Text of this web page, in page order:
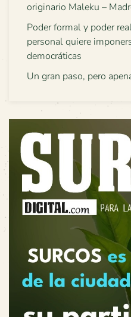
originario Maleku –
Poder formal y poder
personal quiere
democráticas
Un gran paso, pero